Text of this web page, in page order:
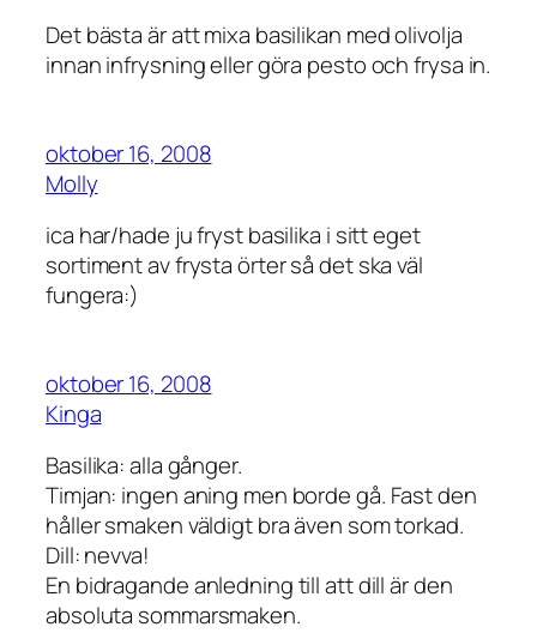
Det bästa är att mixa basilikan med olivolja
innan infrysning eller göra pesto och frysa in.
oktober 16, 2008
Molly
ica har/hade ju fryst basilika i sitt eget
sortiment av frysta örter så det ska väl
fungera:)
oktober 16, 2008
Kinga
Basilika: alla gånger.
Timjan: ingen aning men borde gå. Fast den
håller smaken väldigt bra även som torkad.
Dill: nevva!
En bidragande anledning till att dill är den
absoluta sommarsmaken.